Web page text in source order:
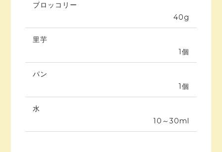
ブロッコリー
40g
里芋
1個
パン
1個
水
10～30ml